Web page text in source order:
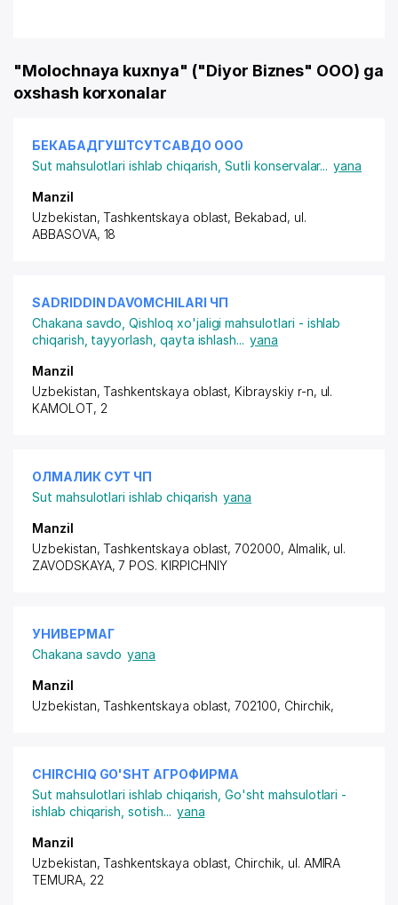
"Molochnaya kuxnya" ("Diyor Biznes" OOO) ga
oxshash korxonalar
БЕКАБАДГУШТСУТСАВДО ООО
Sut mahsulotlari ishlab chiqarish ,Sutli konservalar... yana
Manzil
Uzbekistan, Tashkentskaya oblast, Bekabad, ul.
ABBASOVA, 18
SADRIDDIN DAVOMCHILARI ЧП
Chakana savdo ,Qishloq xo'jaligi mahsulotlari - ishlab
chiqarish, tayyorlash, qayta ishlash... yana
Manzil
Uzbekistan, Tashkentskaya oblast, Kibrayskiy r-n, ul.
KAMOLOT, 2
ОЛМАЛИК СУТ ЧП
Sut mahsulotlari ishlab chiqarish yana
Manzil
Uzbekistan, Tashkentskaya oblast, 702000, Almalik, ul.
ZAVODSKAYA, 7 POS. KIRPICHNIY
УНИВЕРМАГ
Chakana savdo yana
Manzil
Uzbekistan, Tashkentskaya oblast, 702100, Chirchik,
CHIRCHIQ GO'SHT АГРОФИРМА
Sut mahsulotlari ishlab chiqarish ,Go'sht mahsulotlari -
ishlab chiqarish, sotish... yana
Manzil
Uzbekistan, Tashkentskaya oblast, Chirchik, ul. AMIRA
TEMURA, 22